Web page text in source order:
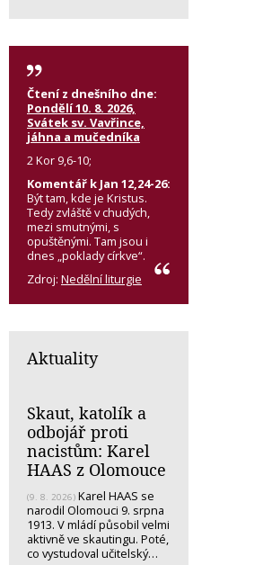
Čtení z dnešního dne:
Pondělí 10. 8. 2026,
Svátek sv. Vavřince,
jáhna a mučedníka
2 Kor 9,6-10;
Komentář k Jan 12,24-26:
Být tam, kde je Kristus.
Tedy zvláště v chudých,
mezi smutnými, s
opuštěnými. Tam jsou i
dnes „poklady církve“.
Zdroj: Nedělní liturgie
Aktuality
Skaut, katolík a
odbojář proti
nacistům: Karel
HAAS z Olomouce
(9. 8. 2026) Karel HAAS se
narodil Olomouci 9. srpna
1913. V mládí působil velmi
aktivně ve skautingu. Poté,
co vystudoval učitelský…